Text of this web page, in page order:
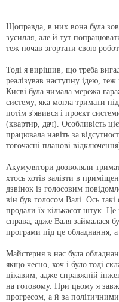
Щоправда, в них вона була
зусилля, але й тут
теж почав згортати свою
Тоді я вирішив, що треба
реалізував наступну ідею,
Києві була чимала мережа
систему, яка могла тримати
потім з'явився і проєкт
(квартир, дач). Особливість
працювала навіть за
тогочасні планові
Акумулятори дозволяли
хтось хотів залізти в
дзвінок із голосовим
він був голосом Валі. Ось
продали їх кількасот штук.
справа, адже Валя займалася
програми під це обладнання, а
Майстерня в нас була
якщо чесно, хоч і було тоді
цікавим, адже справжній
на готовому. При цьому я
прогресом, а й за